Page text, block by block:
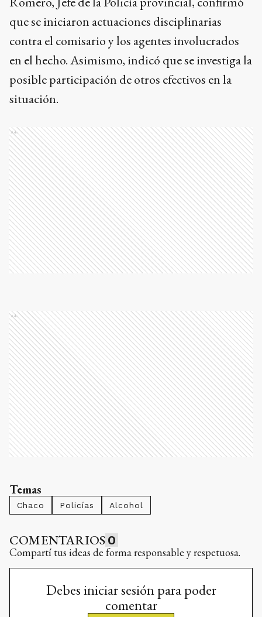
que se iniciaron actuaciones disciplinarias
contra el comisario y los agentes involucrados
en el hecho. Asimismo, indicó que se investiga la
posible participación de otros efectivos en la
situación.
Ads
Ads
Temas
Chaco Policías Alcohol
COMENTARIOS 0
Compartí tus ideas de forma responsable y respetuosa.
Debes iniciar sesión para poder
comentar